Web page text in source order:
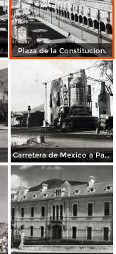
Plaza de la Constitucion.
Carretera de Mexico a Pachuca.